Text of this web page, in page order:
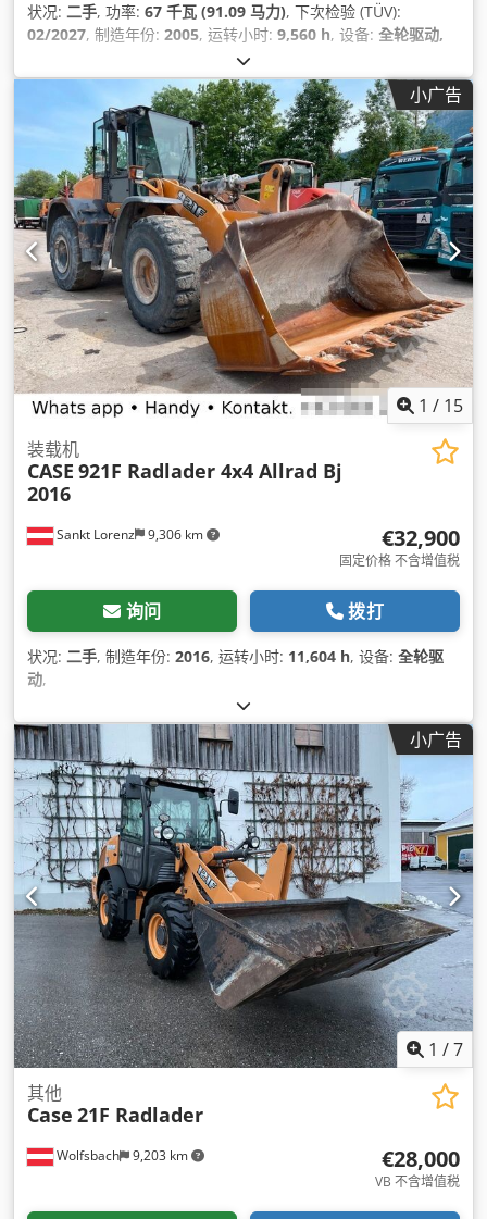
状况: 二手, 功率: 67 千瓦 (91.09 马力), 下次检验 (TÜV):
02/2027, 制造年份: 2005, 运转小时: 9,560 h, 设备: 全轮驱动,
小广告
1 / 15
Sankt Lorenz 9,306 km
装载机
CASE 921F Radlader 4x4 Allrad Bj
2016
€32,900
固定价格 不含增值税
询问 拨打
状况: 二手, 制造年份: 2016, 运转小时: 11,604 h, 设备: 全轮驱
动,
小广告
1 /7
Wolfsbach 9,203 km
其他
Case 21F Radlader
€28,000
VB 不含增值税